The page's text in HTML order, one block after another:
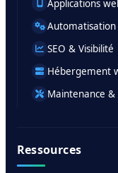
Applications
Automatisation
SEO & Visibilité
Hébergement
Maintenance
Ressources